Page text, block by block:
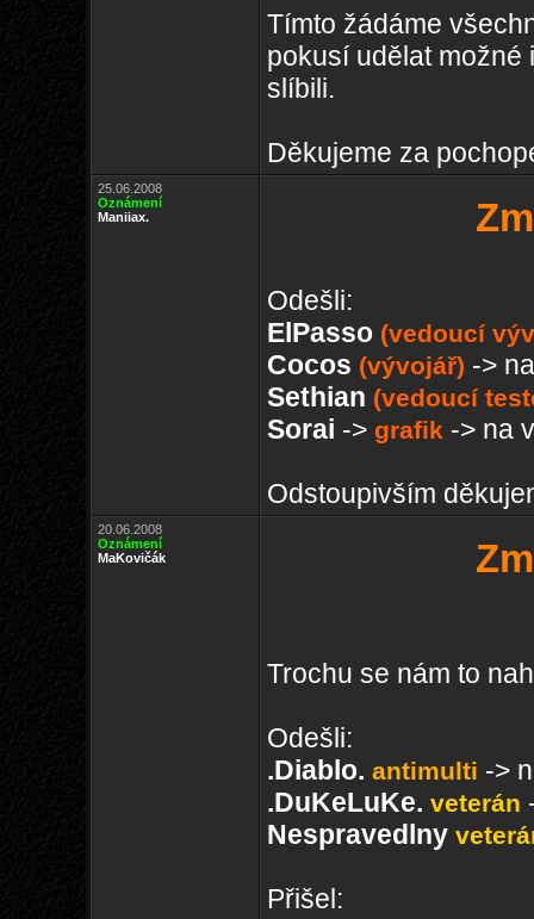
Tímto žádáme
pokusí udělat možné
slíbili.
Děkujeme za
25.06.2008
Oznámení
Maniiax.
Odešli:
ElPasso (vedoucí
Cocos (vývojář) ->
Sethian (vedoucí
Sorai -> grafik -> na
Odstoupivším
20.06.2008
Oznámení
MaKovičák
Trochu se nám to
Odešli:
.Diablo. antimulti ->
.DuKeLuKe. veterán
Nespravedlny
Přišel: